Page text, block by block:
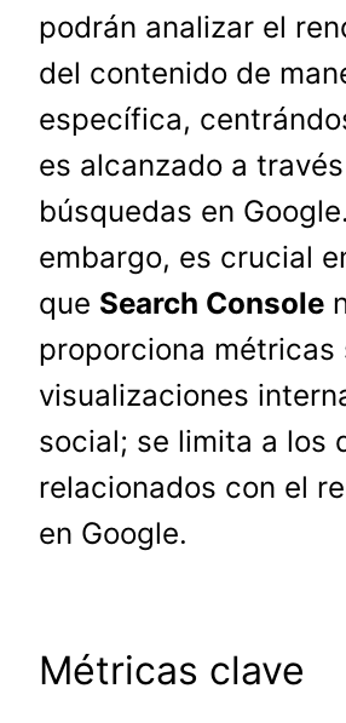
podrán analizar el
del contenido de
específica,
es alcanzado a
búsquedas en
embargo, es crucial
que Search Console
proporciona métricas
visualizaciones
social; se limita a los
relacionados con el
en Google.
Métricas clave